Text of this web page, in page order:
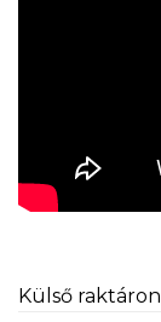
Külső raktáron